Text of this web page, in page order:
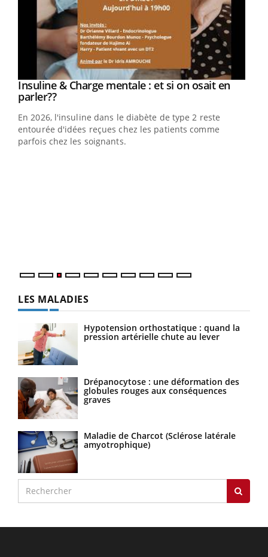
Youtube
Insuline & Charge mentale : et si on osait en
parler??Youtube
En 2026, l'insuline dans le diabète de type 2 reste
entourée d'idées reçues chez les patients comme
parfois chez les soignants.
LES MALADIES
Hypotension orthostatique : quand la
pression artérielle chute au lever
Drépanocytose : une déformation des
globules rouges aux conséquences
graves
Maladie de Charcot (Sclérose latérale
amyotrophique)